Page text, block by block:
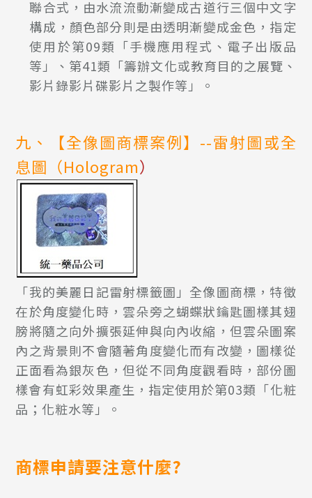
聯合式，由水流流動漸變成古道行三個中文字
構成，顏色部分則是由透明漸變成金色，指定
使用於第09類「手機應用程式、電子出版品
等」、第41類「籌辦文化或教育目的之展覽、
影片錄影片碟影片之製作等」。
九、【全像圖商標案例】--雷射圖或全
息圖（Hologram）
「我的美麗日記雷射標籤圖」全像圖商標，特徵
在於角度變化時，雲朵旁之蝴蝶狀鑰匙圖樣其翅
膀將隨之向外擴張延伸與向內收縮，但雲朵圖案
內之背景則不會隨著角度變化而有改變，圖樣從
正面看為銀灰色，但從不同角度觀看時，部份圖
樣會有虹彩效果產生，指定使用於第03類「化粧
品；化粧水等」。
商標申請要注意什麼?